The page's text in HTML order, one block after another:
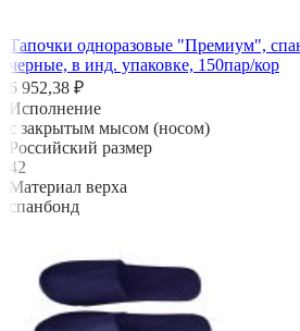
Тапочки одноразовые "Премиум",
черные, в инд. упаковке, 150пар/кор
6 952,38 ₽
Исполнение
с закрытым мысом (носом)
Российский размер
42
Материал верха
спанбонд